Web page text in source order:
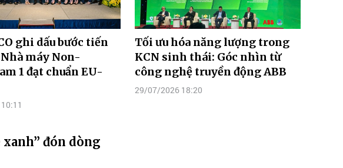
ghi dấu bước tiến
máy Non-
1 đạt chuẩn EU-
Tối ưu hóa năng lượng trong
KCN sinh thái: Góc nhìn từ
công nghệ truyền động ABB
29/07/2026 18:20
đón dòng